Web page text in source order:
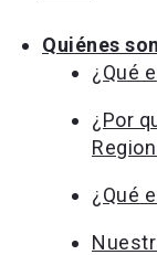
Quiénes
¿Qué
¿Por
¿Qué